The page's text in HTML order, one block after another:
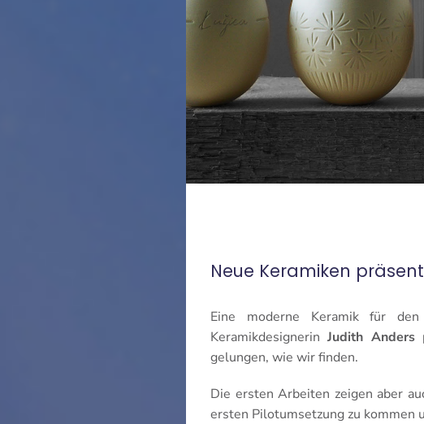
Neue Keramiken
Eine moderne Keramik für
KeramikdesignerinJudith Anders
gelungen, wie wir finden.
Die ersten Arbeiten zeigen aber
ersten Pilotumsetzung zu kommen